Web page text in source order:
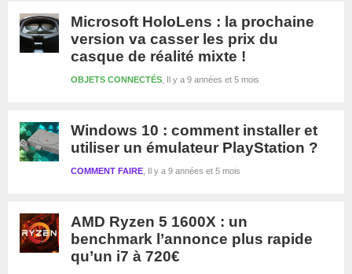
Microsoft HoloLens : la prochaine
version va casser les prix du
casque de réalité mixte !
Il y a 9 années et 5 mois
OBJETS CONNECTÉS
Windows 10 : comment installer et
utiliser un émulateur PlayStation ?
Il y a 9 années et 5 mois
COMMENT FAIRE
AMD Ryzen 5 1600X : un
benchmark l’annonce plus rapide
qu’un i7 à 720€